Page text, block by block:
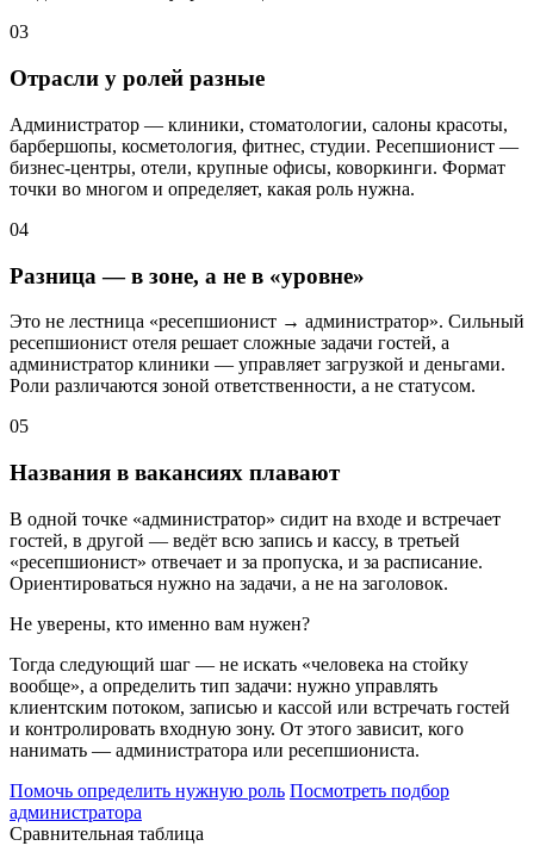
03
Отрасли у ролей разные
Администратор — клиники, стоматологии, салоны красоты,
барбершопы, косметология, фитнес, студии. Ресепшионист —
бизнес-центры, отели, крупные офисы, коворкинги. Формат
точки во многом и определяет, какая роль нужна.
04
Разница — в зоне, а не в «уровне»
Это не лестница «ресепшионист → администратор». Сильный
ресепшионист отеля решает сложные задачи гостей, а
администратор клиники — управляет загрузкой и деньгами.
Роли различаются зоной ответственности, а не статусом.
05
Названия в вакансиях плавают
В одной точке «администратор» сидит на входе и встречает
гостей, в другой — ведёт всю запись и кассу, в третьей
«ресепшионист» отвечает и за пропуска, и за расписание.
Ориентироваться нужно на задачи, а не на заголовок.
Не уверены, кто именно вам нужен?
Тогда следующий шаг — не искать «человека на стойку
вообще», а определить тип задачи: нужно управлять
клиентским потоком, записью и кассой или встречать гостей
и контролировать входную зону. От этого зависит, кого
нанимать — администратора или ресепшиониста.
Помочь определить нужную роль Посмотреть подбор
администратора
Сравнительная таблица